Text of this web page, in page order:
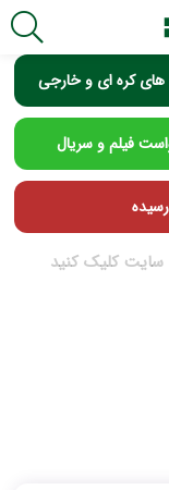
های کره ای و خارجی
فیلم و سریال
سایت کلیک کنید